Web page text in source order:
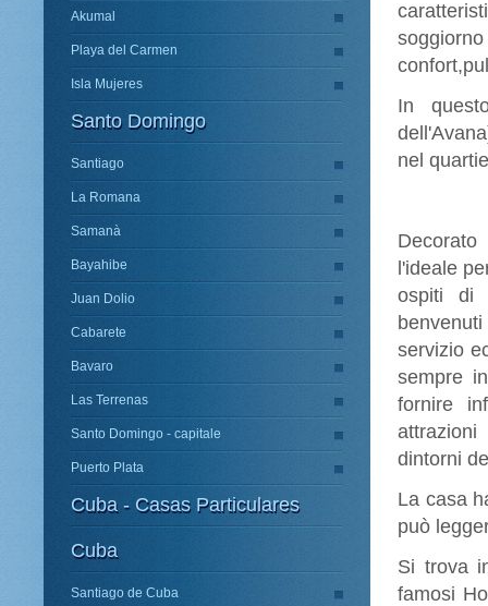
Akumal
Playa del Carmen
Isla Mujeres
Santo Domingo
Santiago
La Romana
Samanà
Bayahibe
Juan Dolio
Cabarete
Bavaro
Las Terrenas
Santo Domingo - capitale
Puerto Plata
Cuba - Casas Particulares
Cuba
Santiago de Cuba
In
nel
l'ideale
ospiti di
servizio
sempre
fornire
dintorni
La casa
può
Si trova
famosi